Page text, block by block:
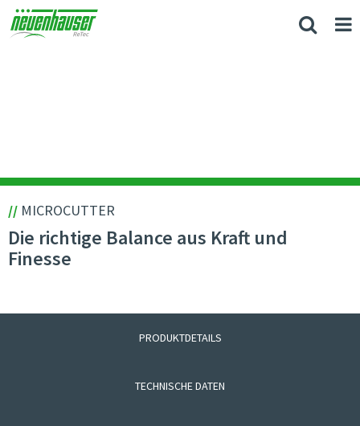
// MICROCUTTER
Die richtige Balance aus Kraft und
Finesse
PRODUKTDETAILS
TECHNISCHE DATEN